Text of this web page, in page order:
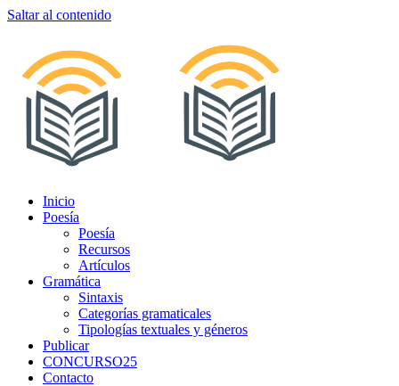
Saltar al contenido
Inicio
Poesía
Poesía
Recursos
Artículos
Gramática
Sintaxis
Categorías gramaticales
Tipologías textuales y géneros
Publicar
CONCURSO25
Contacto